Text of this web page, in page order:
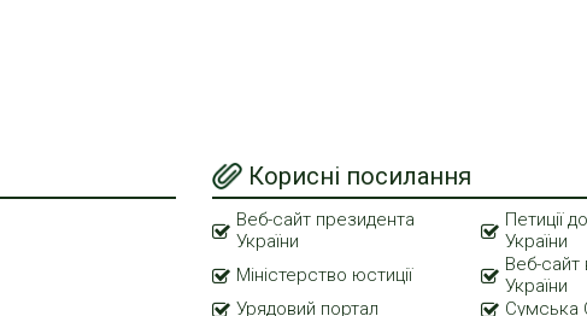
Корисні посилання
Веб-сайт президента
України
Петиції
України
Міністерство юстиції
Веб-сайт
України
Урядовий портал
Сумська